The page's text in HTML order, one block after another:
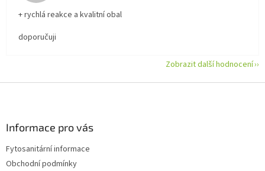
+ rychlá reakce a kvalitní obal
doporučuji
Zobrazit další hodnocení
Informace pro vás
Fytosanitární informace
Obchodní podmínky